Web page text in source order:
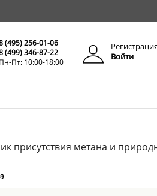
(495) 256-01-06
(499) 346-87-22
Пн-Пт: 10:00-18:00
Войти
присутствия метана и